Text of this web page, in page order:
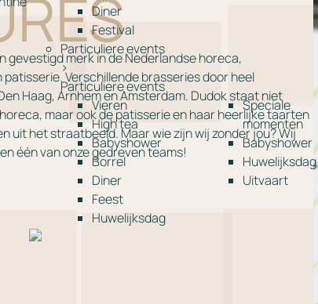
Diner
Festival
Particuliere events
>
Particuliere events
Vieren
High tea
Babyshower
Borrel
Diner
Feest
Huwelijksdag
Speciale
momenten
Babyshower
Huwelijksdag
Uitvaart
gevestigd merk in de Nederlandse horeca,
Verschillende brasseries door heel
Haag, Arnhem en Amsterdam. Dudok staat niet
maar ook de patisserie en haar heerlijke taarten
uit het straatbeeld. Maar wie zijn wij zonder jou? Wij
één van onze gedreven teams!